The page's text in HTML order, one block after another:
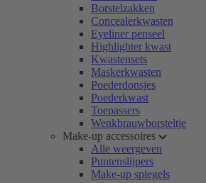
Borstelzakken
Concealerkwasten
Eyeliner penseel
Highlighter kwast
Kwastensets
Maskerkwasten
Poederdonsjes
Poederkwast
Toepassers
Wenkbrauwborsteltje
Make-up accessoires
Alle weergeven
Puntenslijpers
Make-up spiegels